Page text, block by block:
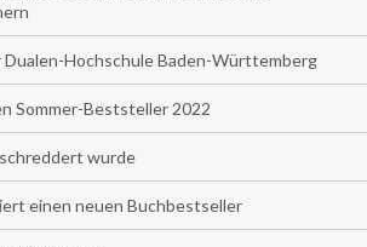
Hochschule Baden-Württemberg
Sommer-Beststeller 2022
wurde
einen neuen Buchbestseller